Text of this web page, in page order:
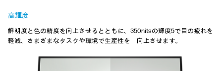
高輝度
鮮明度と色の精度を向上させるとともに、350nitsの輝度5で目の疲れを
軽減、さまざまなタスクや環境で生産性を 向上させます。